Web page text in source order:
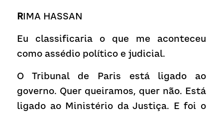
RIMA HASSAN
Eu classificaria o que me aconteceu
como assédio político e judicial.
O Tribunal de Paris está ligado ao
governo. Quer queiramos, quer não. Está
ligado ao Ministério da Justiça. E foi o